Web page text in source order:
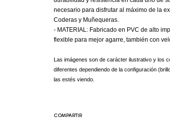
necesario para disfrutar al máximo de la
Coderas y Muñequeras.
- MATERIAL: Fabricado en PVC de alto
flexible para mejor agarre, también con
Las imágenes son de carácter ilustrativo y los
diferentes dependiendo de la configuración
las estés viendo.
COMPARTIR